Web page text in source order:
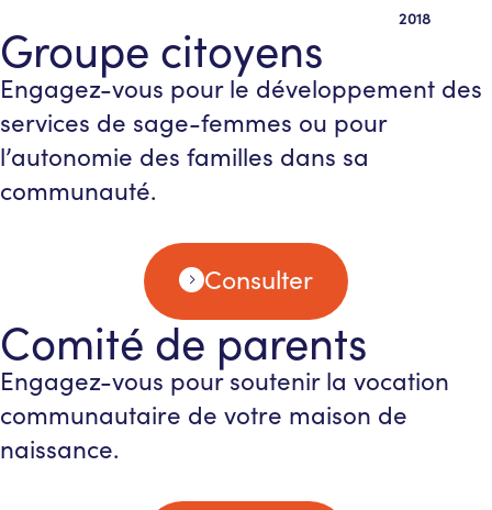
2018
Groupe citoyens
Engagez-vous pour le développement des
services de sage-femmes ou pour
l’autonomie des familles dans sa
communauté.
Consulter
Comité de parents
Engagez-vous pour soutenir la vocation
communautaire de votre maison de
naissance.